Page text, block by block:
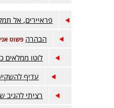
פראיירים, אל
הבהרה פשוט
לוטו ממלאים
עדיף
רציתי להגיב